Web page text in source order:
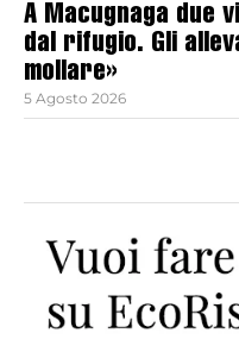
A Macugnaga due
dal rifugio. Gli
mollare»
5 Agosto 2026